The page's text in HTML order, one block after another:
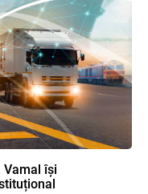
la contractele
imobile
cu părțile
Finanțelor
valutare de capital
va crește
Vamal își